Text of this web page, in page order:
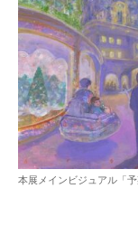
本展メインビジュアル「